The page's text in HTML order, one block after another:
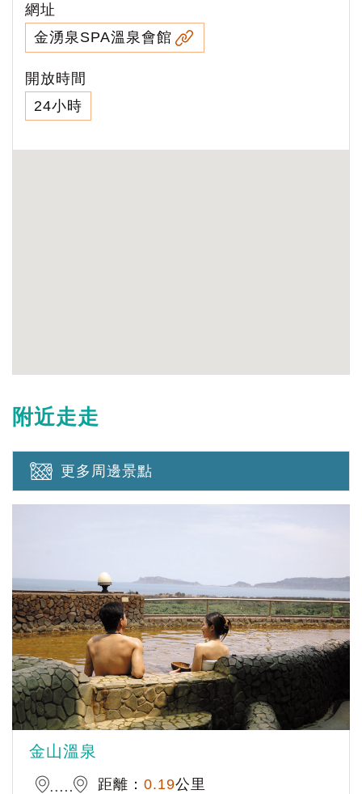
網址
金湧泉SPA溫泉會館
開放時間
24小時
附近走走
更多周邊景點
金山溫泉
距離： 0.19公里